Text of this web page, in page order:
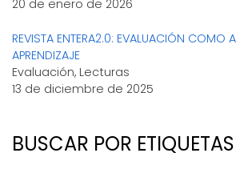
20 de enero de 2026
REVISTA ENTERA2.0: EVALUACIÓN COMO
APRENDIZAJE
Evaluación, Lecturas
13 de diciembre de 2025
BUSCAR POR ETIQUETAS